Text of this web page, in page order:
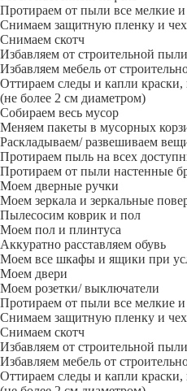
Протираем от пыли все мелкие
Снимаем защитную пленку и
Снимаем скотч
Избавляем от строительной
Избавляем мебель от
Оттираем следы и капли краски,
(не более 2 см диаметром)
Собираем весь мусор
Меняем пакеты в мусорных
Раскладываем/ развешиваем
Протираем пыль на всех
Протираем от пыли настенные
Моем дверные ручки
Моем зеркала и зеркальные
Пылесосим коврик и пол
Моем пол и плинтуса
Аккуратно расставляем обувь
Моем все шкафы и ящики при
Моем двери
Моем розетки/ выключатели
Протираем от пыли все мелкие
Снимаем защитную пленку и
Снимаем скотч
Избавляем от строительной
Избавляем мебель от
Оттираем следы и капли краски,